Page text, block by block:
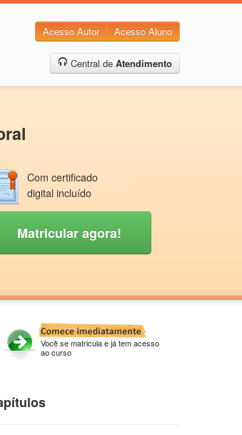
Acesso Autor Acesso Aluno
Central de Atendimento
Com certificado
digital incluído
Matricular agora!
Você se matricula e já tem acesso
ao curso